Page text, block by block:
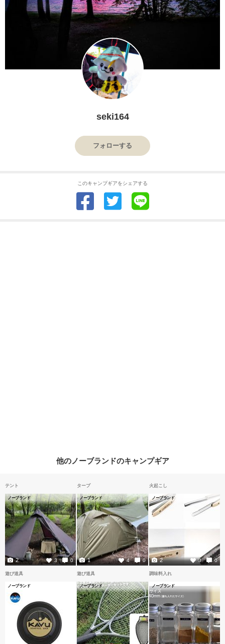
seki164
フォローする
このキャンプギアをシェアする
他のノーブランドのキャンプギア
テント
ノーブランド
3 0
2
タープ
ノーブランド
4 0
1
火起こし
ノーブランド
3 0
2
遊び道具
ノーブランド
遊び道具
ノーブランド
調味料入れ
ノーブランド